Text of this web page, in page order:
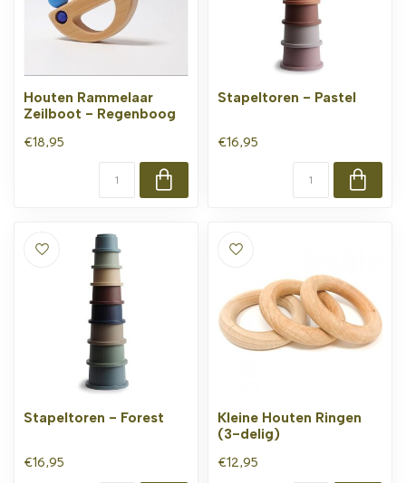
Houten Rammelaar
Zeilboot - Regenboog
€18,95
Stapeltoren - Pastel
€16,95
Stapeltoren - Forest
€16,95
Kleine Houten Ringen
(3-delig)
€12,95